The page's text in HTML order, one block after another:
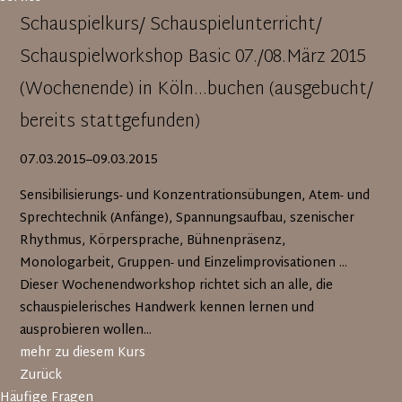
Schauspielkurs/ Schauspielunterricht/
Schauspielworkshop Basic 07./08.März 2015
(Wochenende) in Köln...buchen (ausgebucht/
bereits stattgefunden)
07.03.2015–09.03.2015
Sensibilisierungs- und Konzentrationsübungen, Atem- und
Sprechtechnik (Anfänge), Spannungsaufbau, szenischer
Rhythmus, Körpersprache, Bühnenpräsenz,
Monologarbeit, Gruppen- und Einzelimprovisationen ...
Dieser Wochenendworkshop richtet sich an alle, die
schauspielerisches Handwerk kennen lernen und
ausprobieren wollen...
mehr zu diesem Kurs
Zurück